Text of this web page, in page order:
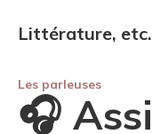
Littérature, etc.
Les parleuses
🎧